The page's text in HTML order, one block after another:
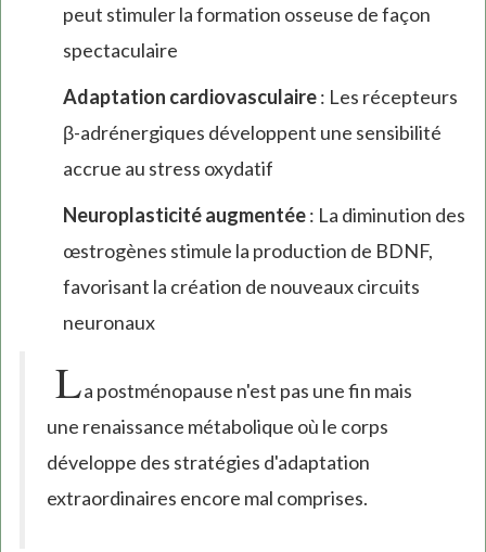
peut stimuler la formation osseuse de façon
spectaculaire
Adaptation cardiovasculaire: Les récepteurs
β-adrénergiques développent une sensibilité
accrue au stress oxydatif
Neuroplasticité augmentée: La diminution des
œstrogènes stimule la production de BDNF,
favorisant la création de nouveaux circuits
neuronaux
La postménopause n'est pas une fin mais
une renaissance métabolique où le corps
développe des stratégies d'adaptation
extraordinaires encore mal comprises.